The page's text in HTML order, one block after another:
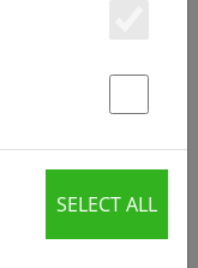
SELECT ALL